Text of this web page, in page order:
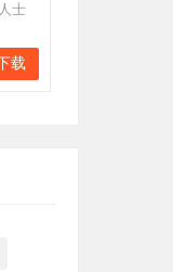
士
载